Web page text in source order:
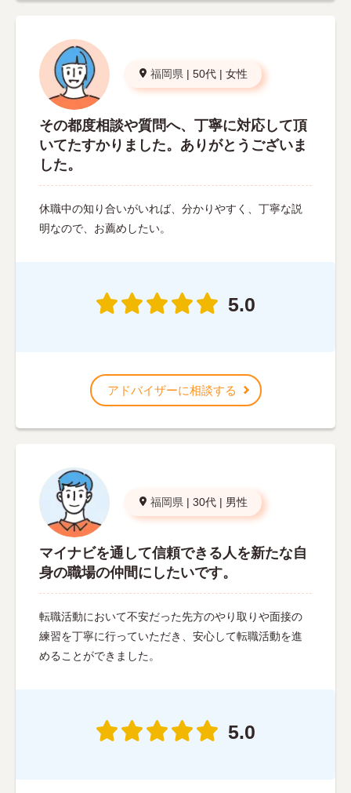
福岡県 | 50代 | 女性
その都度相談や質問へ、丁寧に対応して頂
いてたすかりました。ありがとうございま
した。
休職中の知り合いがいれば、分かりやすく、丁寧な説
明なので、お薦めしたい。
5.0
アドバイザーに相談する
福岡県 | 30代 | 男性
マイナビを通して信頼できる人を新たな自
身の職場の仲間にしたいです。
転職活動において不安だった先方のやり取りや面接の
練習を丁寧に行っていただき、安心して転職活動を進
めることができました。
5.0